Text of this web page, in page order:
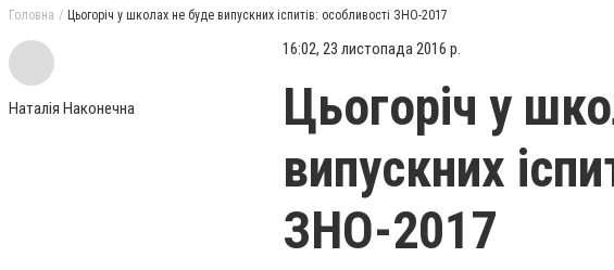
Головна Цьогоріч у школах не буде випускних іспитів: особливості ЗНО-2017
Наталія Наконечна
16:02, 23 листопада 2016 р.
Цьогоріч у
випускних
ЗНО-2017